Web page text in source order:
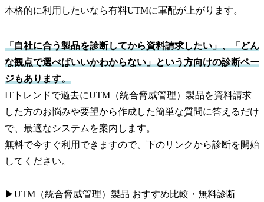
本格的に利用したいなら有料UTMに軍配が上がります。
「自社に合う製品を診断してから資料請求したい」、「どん
な観点で選べばいいかわからない」という方向けの診断ペー
ジもあります。
ITトレンドで過去にUTM（統合脅威管理）製品を資料請求
した方のお悩みや要望から作成した簡単な質問に答えるだけ
で、最適なシステムを案内します。
無料で今すぐ利用できますので、下のリンクから診断を開始
してください。
▶UTM（統合脅威管理）製品 おすすめ比較・無料診断